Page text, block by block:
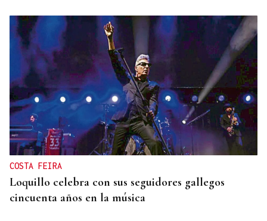
COSTA FEIRA
Loquillo celebra con sus seguidores gallegos
cincuenta años en la música